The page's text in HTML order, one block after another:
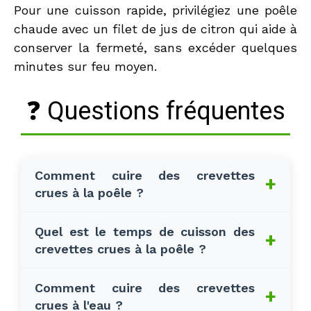
Pour une cuisson rapide, privilégiez une poêle
chaude avec un filet de jus de citron qui aide à
conserver la fermeté, sans excéder quelques
minutes sur feu moyen.
❓ Questions fréquentes
Comment cuire des crevettes
crues à la poêle ?
+
Pour cuire des crevettes crues à la
poêle, commencez par les décortiquer
d'olive ou de beurre dans la poêle à feu
Quel est le temps de cuisson des
crevettes crues à la poêle ?
+
Le temps de cuisson des crevettes
crues à la poêle est généralement de 3
Comment cuire des crevettes
crues à l'eau ?
+